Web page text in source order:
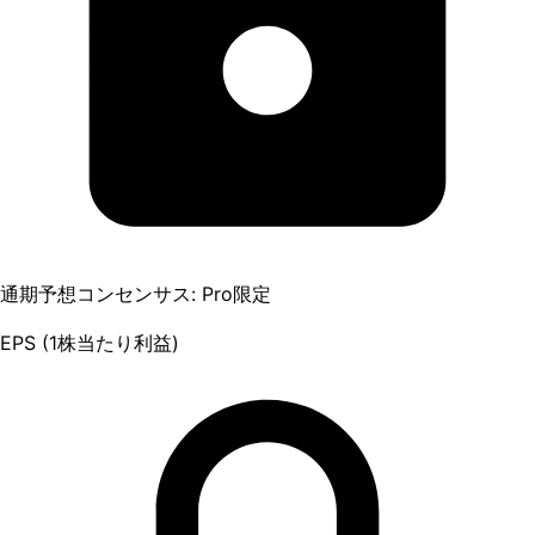
通期予想コンセンサス: Pro限定
EPS (1株当たり利益)